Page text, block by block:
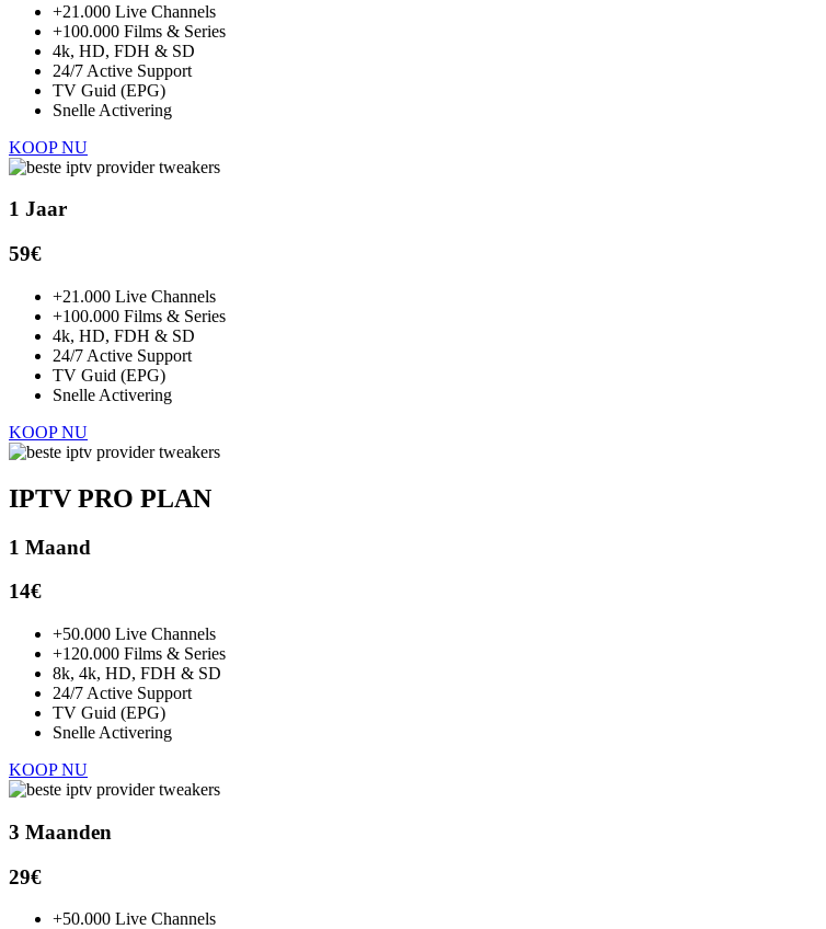
+21.000 Live Channels
+100.000 Films & Series
4k, HD, FDH & SD
24/7 Active Support
TV Guid (EPG)
Snelle Activering
KOOP NU
1 Jaar
59€
+21.000 Live Channels
+100.000 Films & Series
4k, HD, FDH & SD
24/7 Active Support
TV Guid (EPG)
Snelle Activering
KOOP NU
IPTV PRO PLAN
1 Maand
14€
+50.000 Live Channels
+120.000 Films & Series
8k, 4k, HD, FDH & SD
24/7 Active Support
TV Guid (EPG)
Snelle Activering
KOOP NU
3 Maanden
29€
+50.000 Live Channels